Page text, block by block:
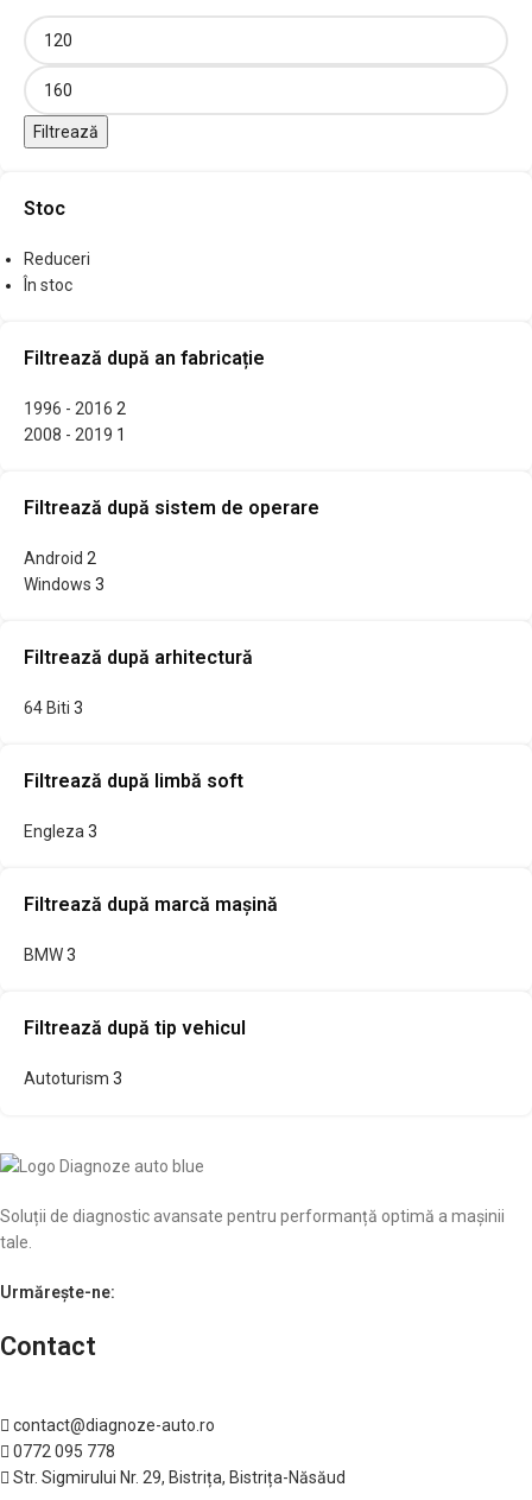
Filtrează
Stoc
Reduceri
În stoc
Filtrează după an fabricație
1996 - 2016 2
2008 - 2019 1
Filtrează după sistem de operare
Android 2
Windows 3
Filtrează după arhitectură
64 Biti 3
Filtrează după limbă soft
Engleza3
Filtrează după marcă mașină
BMW3
Filtrează după tip vehicul
Autoturism 3
Soluții de diagnostic avansate pentru performanță optimă a mașinii
tale.
Urmărește-ne:
Contact
contact@diagnoze-auto.ro
0772 095 778
Str. Sigmirului Nr. 29, Bistrița, Bistrița-Năsăud